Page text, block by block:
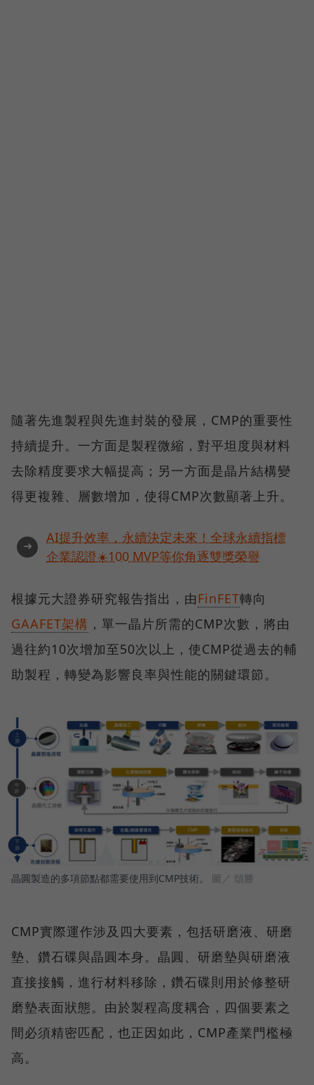
隨著先進製程與先進封裝的發展，CMP的重要性
持續提升。一方面是製程微縮，對平坦度與材料
去除精度要求大幅提高；另一方面是晶片結構變
得更複雜、層數增加，使得CMP次數顯著上升。
➜
AI提升效率，永續決定未來！全球永續指標
企業認證☀️100 MVP等你角逐雙獎榮譽
根據元大證券研究報告指出，由FinFET轉向
GAAFET架構 ，單一晶片所需的CMP次數，將由
過往約10次增加至50次以上，使CMP從過去的輔
助製程，轉變為影響良率與性能的關鍵環節。
晶圓製造的多項節點都需要使用到CMP技術。 圖／ 頌勝
CMP實際運作涉及四大要素，包括研磨液、研磨
墊、鑽石碟與晶圓本身。晶圓、研磨墊與研磨液
直接接觸，進行材料移除，鑽石碟則用於修整研
磨墊表面狀態。由於製程高度耦合，四個要素之
間必須精密匹配，也正因如此，CMP產業門檻極
高。